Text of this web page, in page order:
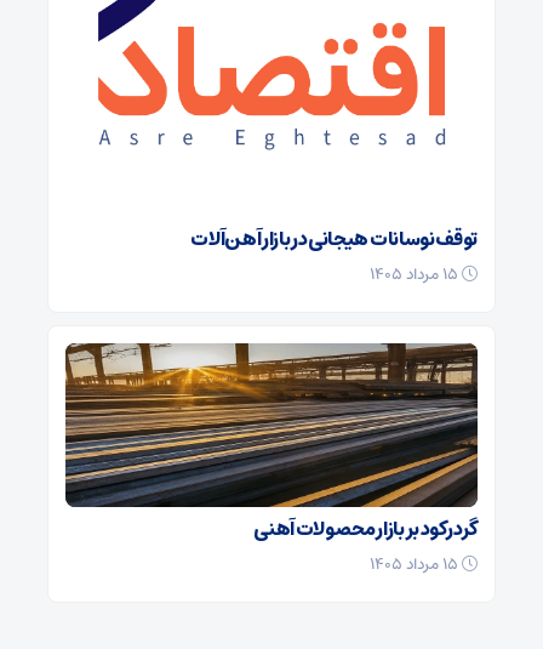
توقف نوسانات هیجانی در بازار آهن‌آلات
گرد رکود بر بازار محصولات آهنی